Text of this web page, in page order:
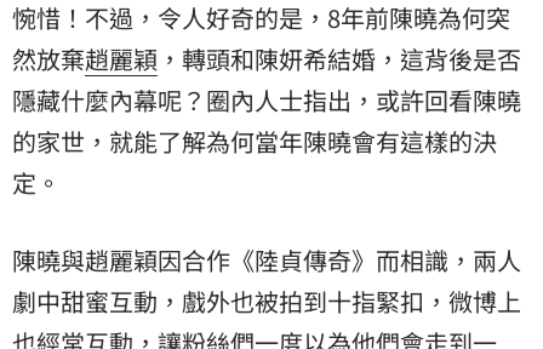
惋惜！不過，令人好奇的是，8年前陳曉為何突
然放棄趙麗穎 ，轉頭和陳妍希結婚，這背後是否
隱藏什麼內幕呢？圈內人士指出，或許回看陳曉
的家世，就能了解為何當年陳曉會有這樣的決
定。
陳曉與趙麗穎因合作《陸貞傳奇》而相識，兩人
劇中甜蜜互動，戲外也被拍到十指緊扣，微博上